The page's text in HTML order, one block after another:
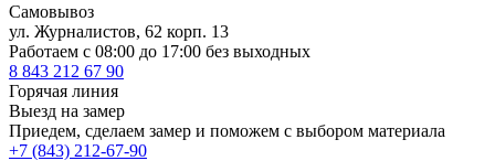
Самовывоз
ул. Журналистов, 62 корп. 13
Работаем c 08:00 до 17:00 без выходных
8 843 212 67 90
Горячая линия
Выезд на замер
Приедем, сделаем замер и поможем с выбором материала
+7 (843) 212-67-90